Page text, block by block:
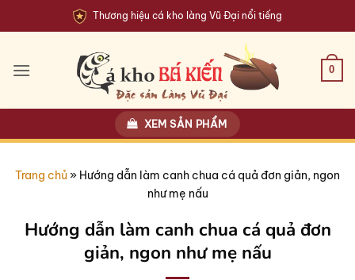
qua
dung
Thương hiệu cá kho làng Vũ Đại nổi tiếng
0
XEM SẢN PHẨM
Trang chủ» Hướng dẫn làm canh chua cá quả đơn giản, ngon
như mẹ nấu
Hướng dẫn làm canh chua cá quả đơn
giản, ngon như mẹ nấu